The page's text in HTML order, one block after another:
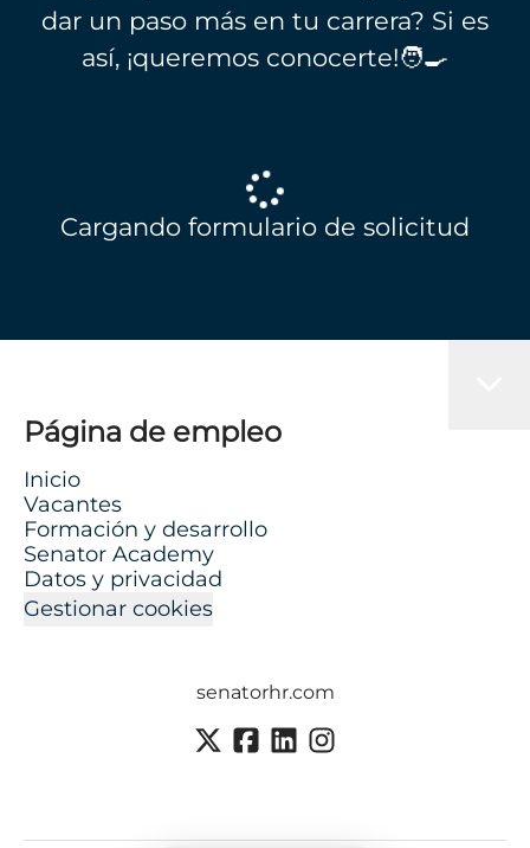
dar un paso más en tu carrera? Si es
así, ¡queremos conocerte!🧑‍🍳
Cargando formulario de solicitud
Página de empleo
Inicio
Vacantes
Formación y desarrollo
Senator Academy
Datos y privacidad
Gestionar cookies
senatorhr.com